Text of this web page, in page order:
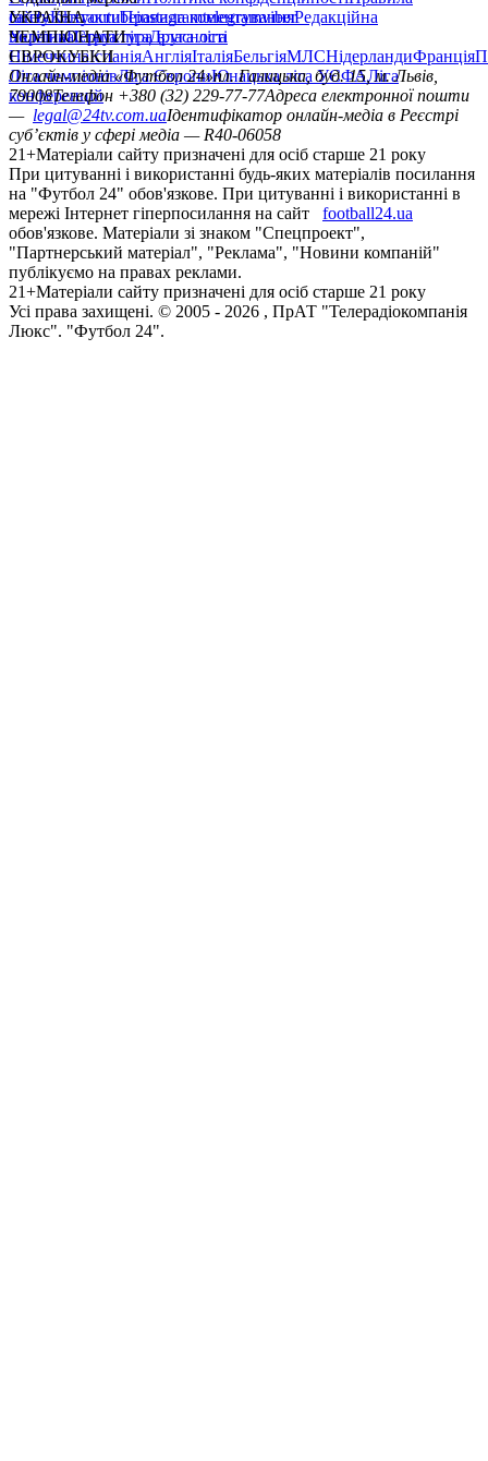
"Партнерський матеріал", "Реклама", "Новини компаній"
публікуємо на правах реклами.
21+Матеріали сайту призначені для осіб старше 21 року
Усi права захищенi. © 2005 -2026, ПрАТ "Телерадіокомпанія
Люкс". "Футбол 24".